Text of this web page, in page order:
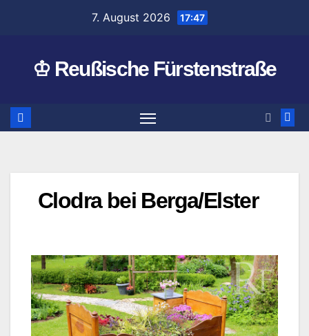
7. August 2026 17:47
♔ Reußische Fürstenstraße
Clodra bei Berga/Elster